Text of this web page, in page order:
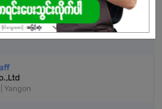
Yangon